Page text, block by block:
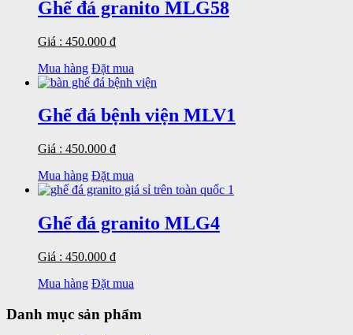
Ghế đá granito MLG58
Giá : 450.000 đ
Mua hàng Đặt mua
Ghế đá bệnh viện MLV1
Giá : 450.000 đ
Mua hàng Đặt mua
Ghế đá granito MLG4
Giá : 450.000 đ
Mua hàng Đặt mua
Danh mục sản phẩm